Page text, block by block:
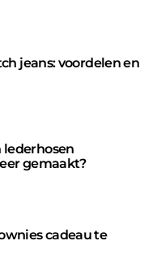
jeans: voordelen en
gemaakt?
cadeau te